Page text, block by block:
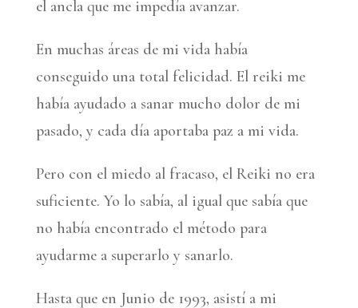
el ancla que me impedía avanzar.
En muchas áreas de mi vida había
conseguido una total felicidad. El reiki me
había ayudado a sanar mucho dolor de mi
pasado, y cada día aportaba paz a mi vida.
Pero con el miedo al fracaso, el Reiki no era
suficiente. Yo lo sabía, al igual que sabía que
no había encontrado el método para
ayudarme a superarlo y sanarlo.
Hasta que en Junio de 1993, asistí a mi